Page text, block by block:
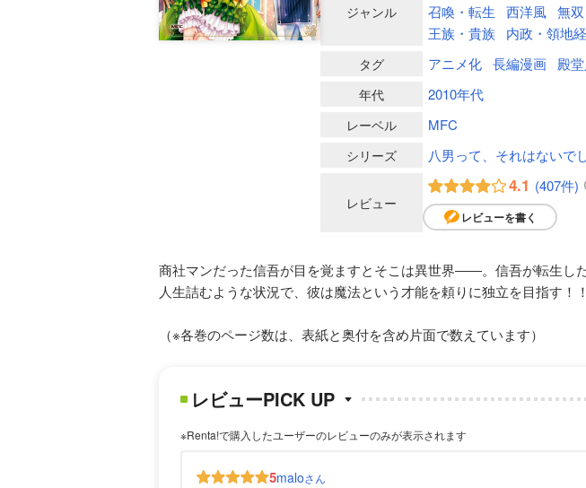
ジャンル
召喚・転生
西洋風 無
王族・貴族
内政・領地
タグ アニメ化 長編漫画 殿
年代 2010年代
レーベル MFC
シリーズ 八男って、それはないで
レビュー
4.1 (407件)
レビューを書く
商社マンだった信吾が目を覚ますとそこは異世界――。信吾が転生し
人生詰むような状況で、彼は魔法という才能を頼りに独立を目指す！！
（※各巻のページ数は、表紙と奥付を含め片面で数えています）
レビューPICK UP
※Renta!で購入したユーザーのレビューのみが表示されます
5maloさん